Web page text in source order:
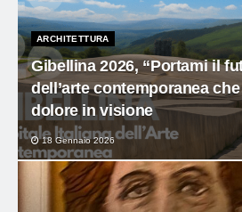
ARCHITETTURA
Gibellina 2026, “Portami il
dell’arte contemporanea
dolore in visione
18 Gennaio 2026